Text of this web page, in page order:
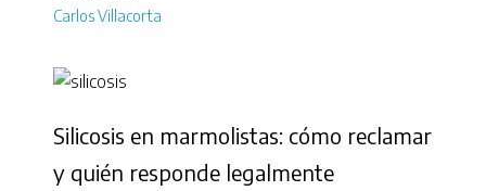
Carlos Villacorta
Silicosis en marmolistas: cómo reclamar
y quién responde legalmente